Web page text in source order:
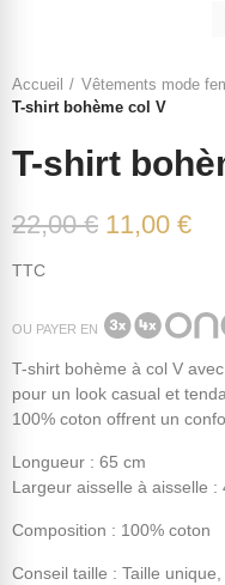
Accueil Vêtements mode
T-shirt bohème col V
T-shirt
22,00 € 11,00 €
TTC
OU PAYER EN
T-shirt bohème à col V
pour un look casual et
100% coton offrent un
Longueur : 65 cm
Largeur aisselle à aisselle :
Composition : 100% coton
Conseil taille : Taille